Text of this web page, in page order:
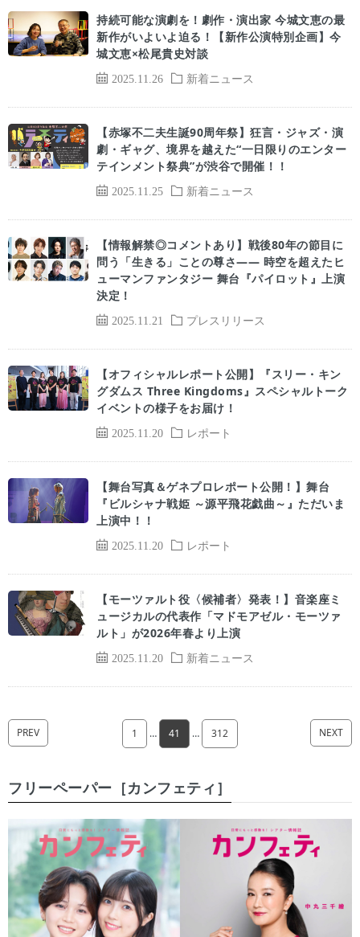
2025.11.26 新着ニュース
持続可能な演劇を！劇作・演出家 今城文恵の最
新作がいよいよ迫る！【新作公演特別企画】今
城文恵×松尾貴史対談
2025.11.25 新着ニュース
【赤塚不二夫生誕90周年祭】狂言・ジャズ・演
劇・ギャグ、境界を越えた“一日限りのエンター
テインメント祭典”が渋谷で開催！！
2025.11.21 プレスリリース
【情報解禁◎コメントあり】戦後80年の節目に
問う「生きる」ことの尊さ—— 時空を超えたヒ
ューマンファンタジー 舞台『パイロット』上演
決定！
2025.11.20 レポート
【オフィシャルレポート公開】『スリー・キン
グダムス Three Kingdoms』スペシャルトーク
イベントの様子をお届け！
2025.11.20 レポート
【舞台写真＆ゲネプロレポート公開！】舞台
『ビルシャナ戦姫 ～源平飛花戯曲～』ただいま
上演中！！
2025.11.20 新着ニュース
【モーツァルト役〈候補者〉発表！】音楽座ミ
ュージカルの代表作「マドモアゼル・モーツァ
ルト」が2026年春より上演
PREV 1 … 41 … 312 NEXT
フリーペーパー［カンフェティ］